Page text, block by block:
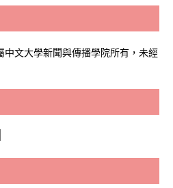
文大學新聞與傳播學院所有，未經